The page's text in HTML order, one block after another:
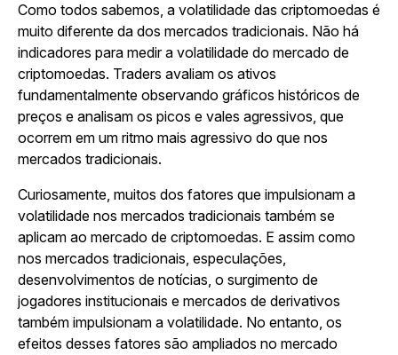
Como todos sabemos, a volatilidade das criptomoedas é
muito diferente da dos mercados tradicionais. Não há
indicadores para medir a volatilidade do mercado de
criptomoedas. Traders avaliam os ativos
fundamentalmente observando gráficos históricos de
preços e analisam os picos e vales agressivos, que
ocorrem em um ritmo mais agressivo do que nos
mercados tradicionais.
Curiosamente, muitos dos fatores que impulsionam a
volatilidade nos mercados tradicionais também se
aplicam ao mercado de criptomoedas. E assim como
nos mercados tradicionais, especulações,
desenvolvimentos de notícias, o surgimento de
jogadores institucionais e mercados de derivativos
também impulsionam a volatilidade. No entanto, os
efeitos desses fatores são ampliados no mercado